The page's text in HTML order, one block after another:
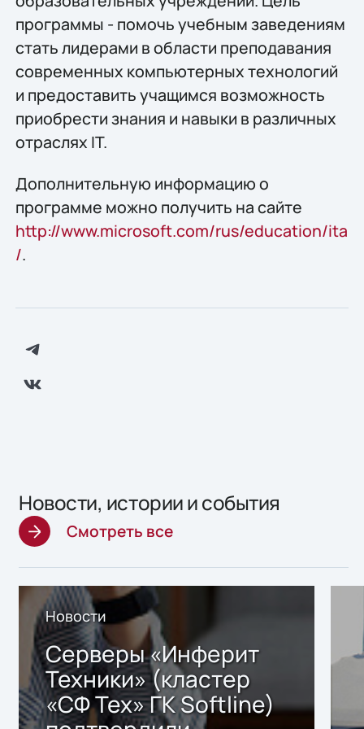
программы - помочь учебным заведениям
стать лидерами в области преподавания
современных компьютерных технологий
и предоставить учащимся возможность
приобрести знания и навыки в различных
отраслях IT.
Дополнительную информацию о
программе можно получить на сайте
http://www.microsoft.com/rus/education/ita
/.
Новости, истории и события
Смотреть все
Новости
Серверы «Инферит
Техники» (кластер
«СФ Тех» ГК Softline)